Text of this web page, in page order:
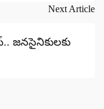
Next Article
జనసైనికులకు